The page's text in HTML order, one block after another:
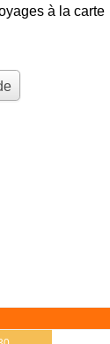
à la carte